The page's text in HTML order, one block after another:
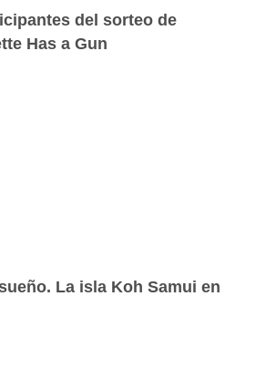
del sorteo de
Has a Gun
La isla Koh Samui en